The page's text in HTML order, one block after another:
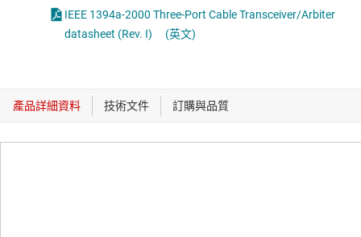
IEEE 1394a-2000 Three-Port Cable Transceiver/Arbiter
datasheet (Rev. I)
(英文)